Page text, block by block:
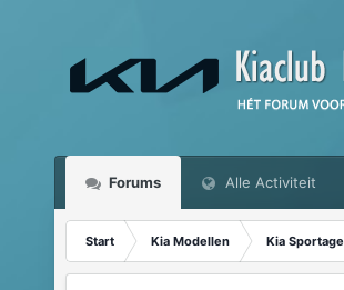
Forums Alle Activiteit
Start Kia Modellen Kia Sportage